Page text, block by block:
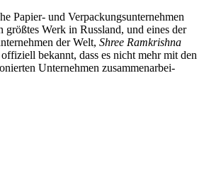
Papier- und Ver­pa­ckungs­un­ter­neh­men
größtes Werk in Russ­land, und eines der
der Welt, Shree Ram­krishna
bekannt, dass es nicht mehr mit den
Unter­neh­men zusam­men­ar­bei­